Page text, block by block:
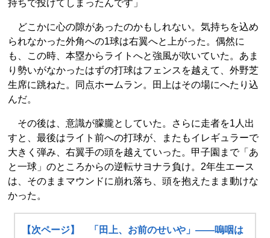
持ちで投げてしまったんです」
どこかに心の隙があったのかもしれない。気持ちを込め
られなかった外角への1球は右翼へと上がった。偶然に
も、この時、本塁からライトへと強風が吹いていた。あま
り勢いがなかったはずの打球はフェンスを越えて、外野芝
生席に跳ねた。同点ホームラン。田上はその場にへたり込
んだ。
その後は、意識が朦朧としていた。さらに走者を1人出
すと、最後はライト前への打球が、またもイレギュラーで
大きく弾み、右翼手の頭を越えていった。甲子園まで「あ
と一球」のところからの逆転サヨナラ負け。2年生エース
は、そのままマウンドに崩れ落ち、頭を抱えたまま動けな
かった。
【次ページ】 「田上、お前のせいや」――嗚咽は